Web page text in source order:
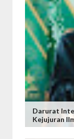
Darurat
Kejujuran